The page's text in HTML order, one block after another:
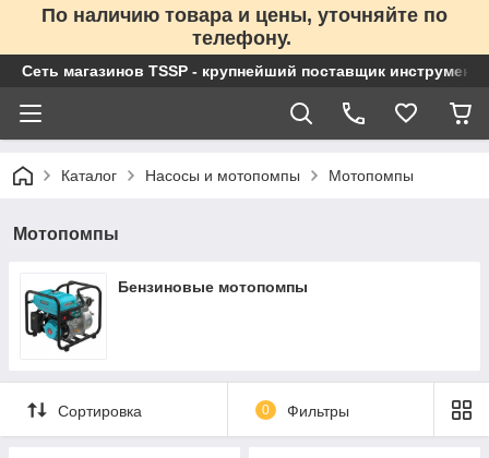
По наличию товара и цены, уточняйте по
телефону.
Сеть магазинов TSSP - крупнейший поставщик
Каталог Насосы и мотопомпы Мотопомпы
Мотопомпы
Бензиновые мотопомпы
Сортировка 0 Фильтры